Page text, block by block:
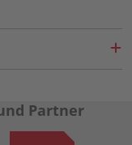
Partner